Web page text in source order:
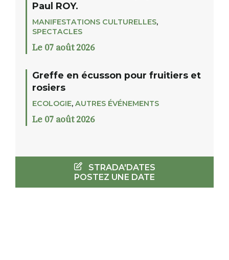
Paul ROY.
MANIFESTATIONS CULTURELLES,
SPECTACLES
Le 07 août 2026
Greffe en écusson pour fruitiers et
rosiers
ECOLOGIE, AUTRES ÉVÉNEMENTS
Le 07 août 2026
STRADA'DATES
POSTEZ UNE DATE